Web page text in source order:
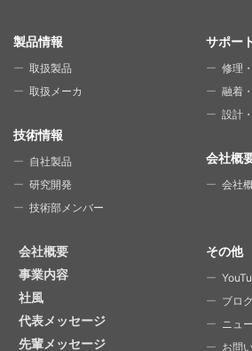
SITE MAP
製品情報
取扱製品
取扱メーカ
技術情報
自社製品
研究開発
技術部メンバー
サポート
修理
融着
設計
会社概
会社
会社概要
事業内容
社風
代表メッセージ
先輩メッセージ
その他
ブロ
ニュ
お問